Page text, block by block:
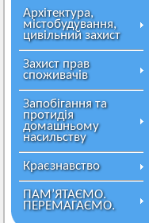
Архітектура,
містобудування,
цивільний захист
Захист прав
споживачів
Запобігання та
протидія
домашньому
насильству
Краєзнавство
ПАМ’ЯТАЄМО.
ПЕРЕМАГАЄМО.